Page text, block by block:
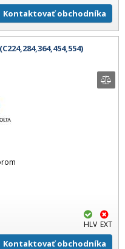
Kontaktovať obchodníka
HLV EXT
Kontaktovať obchodníka